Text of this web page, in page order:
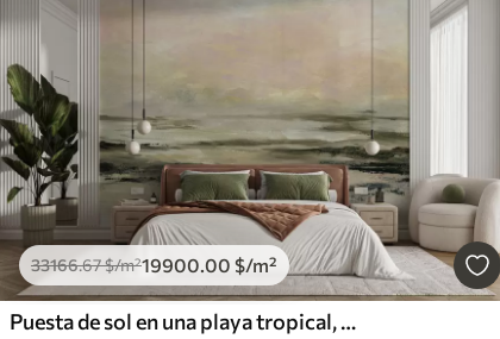
33166.67$/m²19900.00 $/m²
Puesta de sol en una playa tropical, minimalismo elegante y loft